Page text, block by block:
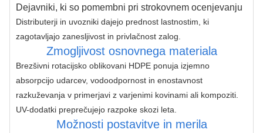
Dejavniki, ki so pomembni pri strokovnem ocenjevanju
Distributerji in uvozniki dajejo prednost lastnostim, ki
zagotavljajo zanesljivost in privlačnost zalog.
Zmogljivost osnovnega materiala
Brezšivni rotacijsko oblikovani HDPE ponuja izjemno
absorpcijo udarcev, vodoodpornost in enostavnost
razkuževanja v primerjavi z varjenimi kovinami ali kompoziti.
UV-dodatki preprečujejo razpoke skozi leta.
Možnosti postavitve in merila